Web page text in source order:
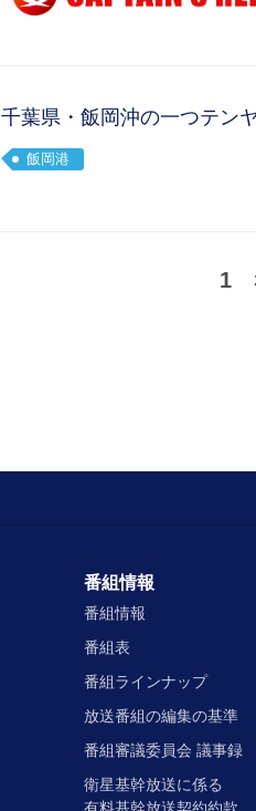
千葉県・飯岡沖の一つテン
飯岡港
1
番組情報
番組情報
番組表
番組ラインナップ
放送番組の編集の基準
番組審議委員会 議事録
衛星基幹放送に係る
有料基幹放送契約約款